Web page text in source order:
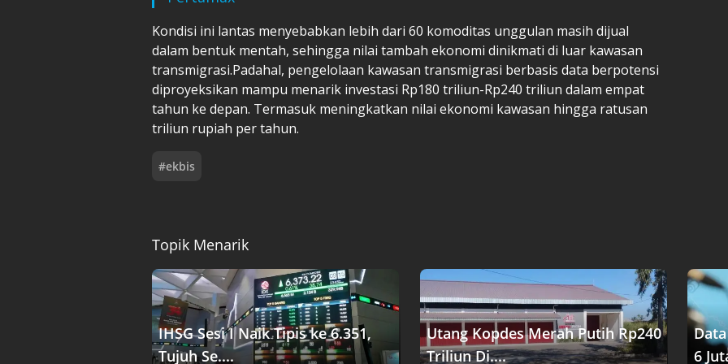
Kondisi ini lantas menyebabkan lebih dari 60 komoditas unggulan masih dijual
dalam bentuk mentah, sehingga nilai tambah ekonomi dinikmati di luar kawasan
transmigrasi.Padahal, pengelolaan kawasan transmigrasi berbasis data berpotensi
diproyeksikan mampu menarik investasi Rp180 triliun-Rp240 triliun dalam empat
tahun ke depan. Termasuk meningkatkan nilai ekonomi kawasan hingga ratusan
triliun rupiah per tahun.
#ekbis
Topik Menarik
IHSG Sesi I Naik Tipis ke 6.351,
Tujuh Se....
Utang Kopdes Merah Putih Rp240
Triliun Di....
6